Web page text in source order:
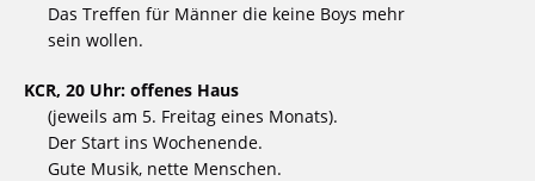
Das Treffen für Männer die keine Boys mehr
sein wollen.
KCR, 20 Uhr: offenes Haus
(jeweils am 5. Freitag eines Monats).
Der Start ins Wochenende.
Gute Musik, nette Menschen.